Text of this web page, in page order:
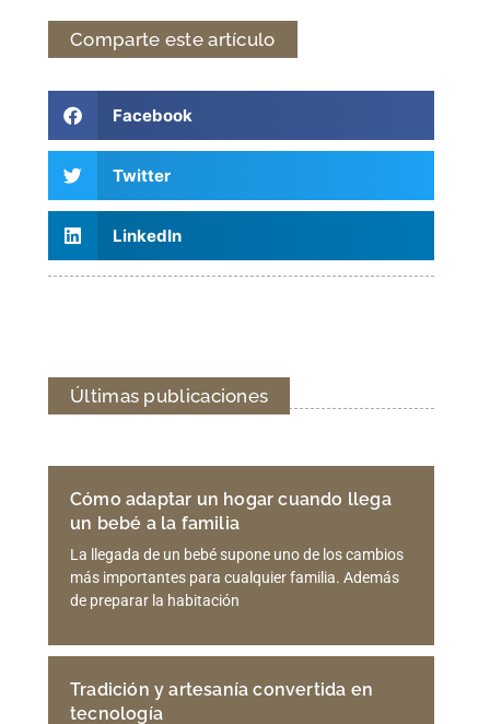
Comparte este artículo
Facebook
Twitter
LinkedIn
Últimas publicaciones
Cómo adaptar un hogar cuando llega
un bebé a la familia
La llegada de un bebé supone uno de los cambios
más importantes para cualquier familia. Además
de preparar la habitación
Tradición y artesanía convertida en
tecnología